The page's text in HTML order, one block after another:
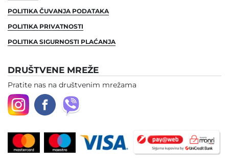
POLITIKA ČUVANJA PODATAKA
POLITIKA PRIVATNOSTI
POLITIKA SIGURNOSTI PLAĆANJA
DRUŠTVENE MREŽE
Pratite nas na društvenim mrežama